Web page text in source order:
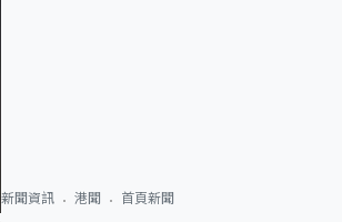
新聞資訊 港聞 首頁新聞